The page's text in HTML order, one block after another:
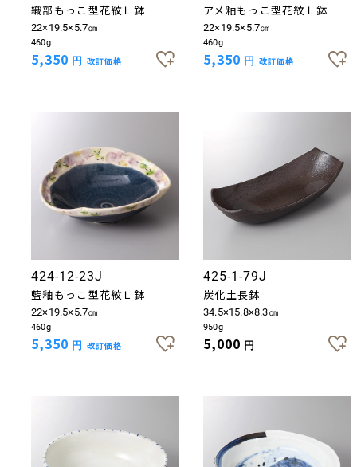
織部もっこ型花紋Ｌ鉢
22×19.5×5.7㎝
460g
5,350 円 改訂価格
アメ釉もっこ型花紋Ｌ鉢
22×19.5×5.7㎝
460g
5,350 円 改訂価格
424-12-23J
藍釉もっこ型花紋Ｌ鉢
22×19.5×5.7㎝
460g
5,350 円 改訂価格
425-1-79J
炭化土長鉢
34.5×15.8×8.3㎝
950g
5,000 円